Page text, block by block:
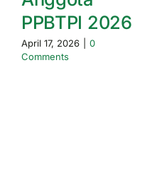
PPBTPI 2026
April 17, 2026
0
Comments